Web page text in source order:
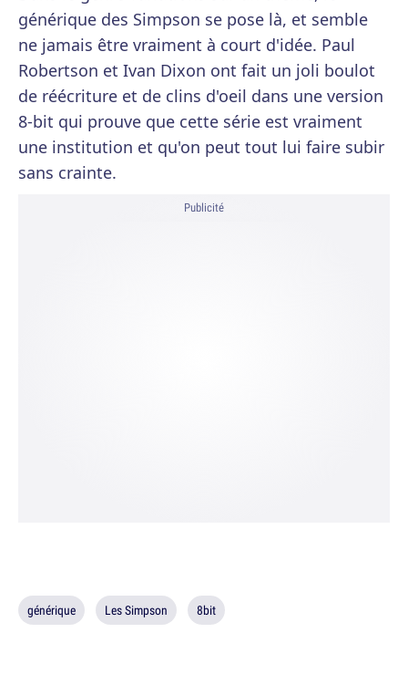
générique des Simpson se pose là, et semble
ne jamais être vraiment à court d'idée. Paul
Robertson et Ivan Dixon ont fait un joli boulot
de réécriture et de clins d'oeil dans une version
8-bit qui prouve que cette série est vraiment
une institution et qu'on peut tout lui faire subir
sans crainte.
Publicité
générique Les Simpson 8bit